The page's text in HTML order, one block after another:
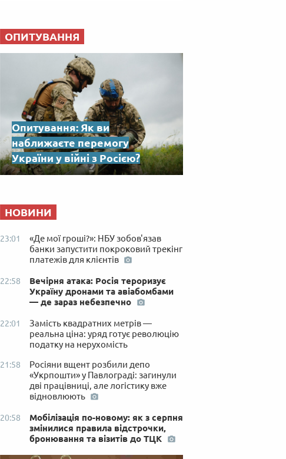
ОПИТУВАННЯ
Опитування: Як ви
наближаєте перемогу
України у війні з Росією?
НОВИНИ
23:01
«Де мої гроші?»: НБУ зобов'язав
банки запустити покроковий трекінг
платежів для клієнтів
22:58
Вечірня атака: Росія тероризує
Україну дронами та авіабомбами
— де зараз небезпечно
22:01
Замість квадратних метрів —
реальна ціна: уряд готує революцію
податку на нерухомість
21:58
Росіяни вщент розбили депо
«Укрпошти» у Павлограді: загинули
дві працівниці, але логістику вже
відновлюють
20:58
Мобілізація по-новому: як з серпня
змінилися правила відстрочки,
бронювання та візитів до ТЦК